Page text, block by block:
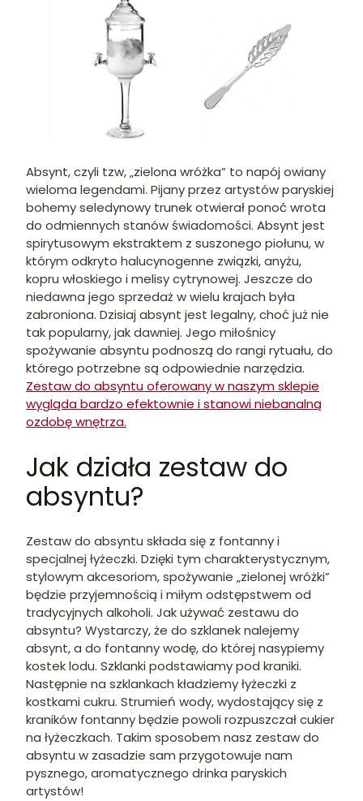
Absynt, czyli tzw, „zielona wróżka” to napój owiany
wieloma legendami. Pijany przez artystów paryskiej
bohemy seledynowy trunek otwierał ponoć wrota
do odmiennych stanów świadomości. Absynt jest
spirytusowym ekstraktem z suszonego piołunu, w
którym odkryto halucynogenne związki, anyżu,
kopru włoskiego i melisy cytrynowej. Jeszcze do
niedawna jego sprzedaż w wielu krajach była
zabroniona. Dzisiaj absynt jest legalny, choć już nie
tak popularny, jak dawniej. Jego miłośnicy
spożywanie absyntu podnoszą do rangi rytuału, do
którego potrzebne są odpowiednie narzędzia.
Zestaw do absyntu oferowany w naszym sklepie
wygląda bardzo efektownie i stanowi niebanalną
ozdobę wnętrza.
Jak działa zestaw do
absyntu?
Zestaw do absyntu składa się z fontanny i
specjalnej łyżeczki. Dzięki tym charakterystycznym,
stylowym akcesoriom, spożywanie „zielonej wróżki”
będzie przyjemnością i miłym odstępstwem od
tradycyjnych alkoholi. Jak używać zestawu do
absyntu? Wystarczy, że do szklanek nalejemy
absynt, a do fontanny wodę, do której nasypiemy
kostek lodu. Szklanki podstawiamy pod kraniki.
Następnie na szklankach kładziemy łyżeczki z
kostkami cukru. Strumień wody, wydostający się z
kraników fontanny będzie powoli rozpuszczał cukier
na łyżeczkach. Takim sposobem nasz zestaw do
absyntu w zasadzie sam przygotowuje nam
pysznego, aromatycznego drinka paryskich
artystów!